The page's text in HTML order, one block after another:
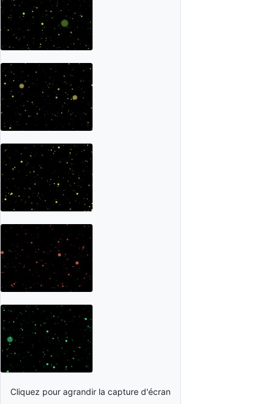
Cliquez pour agrandir la capture d'écran